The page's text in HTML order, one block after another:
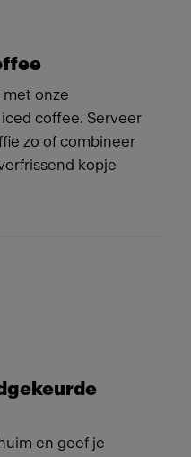
met onze
coffee. Serveer
zo of combineer
kopje
en geef je